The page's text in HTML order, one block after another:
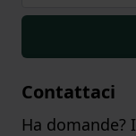
Contattaci
Ha domande?